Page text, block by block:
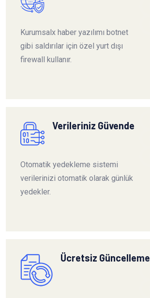
Kurumsalx haber yazılımı botnet
gibi saldırılar için özel yurt dışı
firewall kullanır.
Verileriniz Güvende
Otomatik yedekleme sistemi
verilerinizi otomatik olarak günlük
yedekler.
Ücretsiz Güncelleme